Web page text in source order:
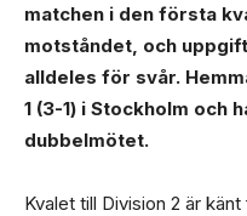
matchen i den första
motståndet, och
alldeles för svår.
1 (3-1) i Stockholm och
dubbelmötet.
Kvalet till Division 2 är